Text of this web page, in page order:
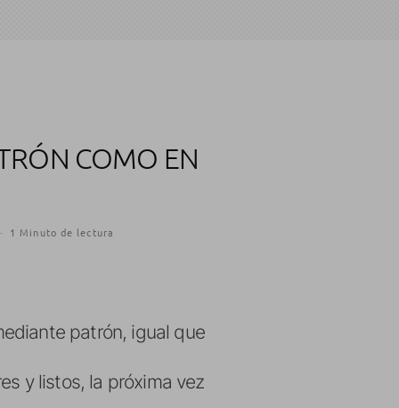
COMO EN
· 1 Minuto de lectura
patrón, igual que
y listos, la próxima vez